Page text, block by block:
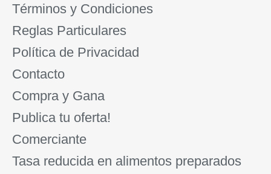
Términos y Condiciones
Reglas Particulares
Política de Privacidad
Contacto
Compra y Gana
Publica tu oferta!
Comerciante
Tasa reducida en alimentos preparados